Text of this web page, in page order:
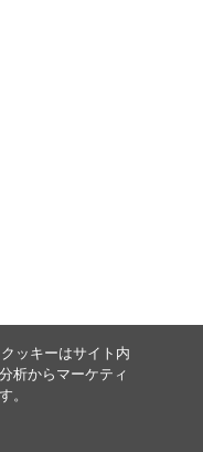
ッキーはサイト内
析からマーケティ
。